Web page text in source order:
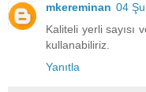
mkereminan 04
Kaliteli yerli sayısı
kullanabiliriz.
Yanıtla